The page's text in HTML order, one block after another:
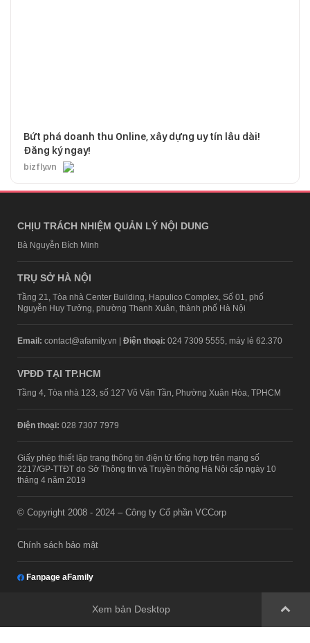
Bứt phá doanh thu Online, xây dựng uy tín lâu dài!
Đăng ký ngay!
bizfly.vn
CHỊU TRÁCH NHIỆM QUẢN LÝ NỘI DUNG
Bà Nguyễn Bích Minh
TRỤ SỞ HÀ NỘI
Tầng 21, Tòa nhà Center Building, Hapulico Complex, Số 01, phố
Nguyễn Huy Tưởng, phường Thanh Xuân, thành phố Hà Nội
Email: contact@afamily.vn | Điện thoại: 024 7309 5555, máy lẻ 62.370
VPĐD TẠI TP.HCM
Tầng 4, Tòa nhà 123, số 127 Võ Văn Tần, Phường Xuân Hòa, TPHCM
Điện thoại: 028 7307 7979
Giấy phép thiết lập trang thông tin điện tử tổng hợp trên mạng số
2217/GP-TTĐT do Sở Thông tin và Truyền thông Hà Nội cấp ngày 10
tháng 4 năm 2019
© Copyright 2008 - 2024 – Công ty Cổ phần VCCorp
Chính sách bảo mật
Fanpage aFamily
Xem bản Desktop